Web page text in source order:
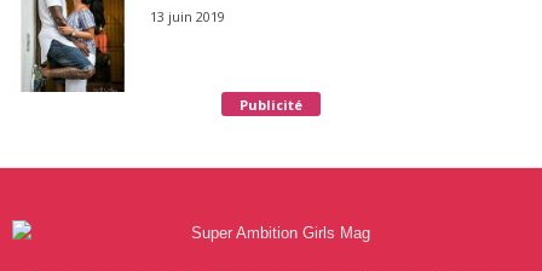
13 juin 2019
Publicité